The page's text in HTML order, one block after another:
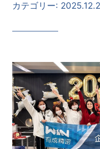
カテゴリー: